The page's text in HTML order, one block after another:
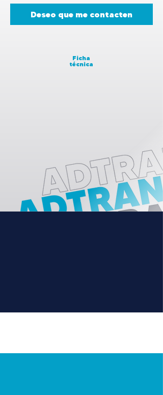
Deseo que me contacten
Ficha
técnica